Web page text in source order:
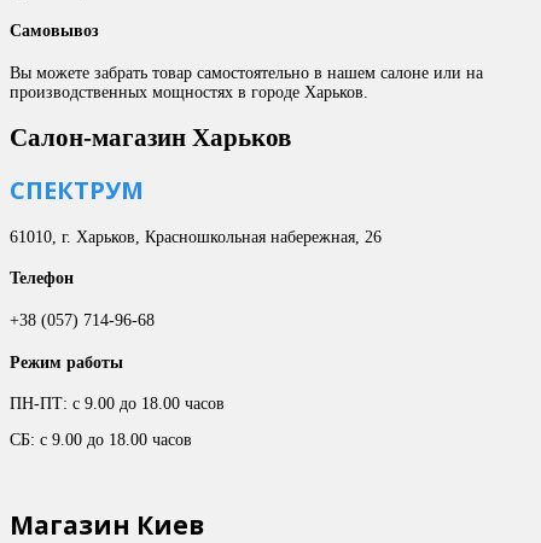
Самовывоз
Вы можете забрать товар самостоятельно в нашем салоне или на
производственных мощностях в городе Харьков.
Салон-магазин Харьков
СПЕКТРУМ
61010, г. Харьков, Красношкольная набережная, 26
Телефон
+38 (057) 714-96-68
Режим работы
ПН-ПТ: с 9.00 до 18.00 часов
СБ: с 9.00 до 18.00 часов
Магазин Киев